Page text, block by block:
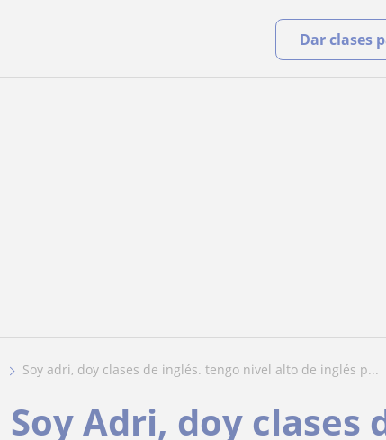
Dar clases
soy adri, doy clases de inglés. tengo nivel alto de inglés p...
Soy Adri, doy clases